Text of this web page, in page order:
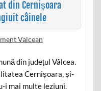
din Cernișoara
câinele
Valcean
din județul Vâlcea.
Cernișoara, și-
i mai multe leziuni.